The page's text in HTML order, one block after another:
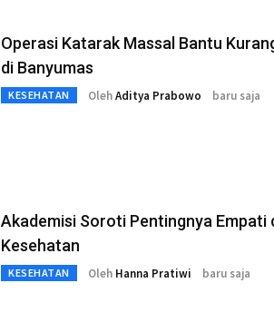
Operasi Katarak Massal Bantu
di Banyumas
KESEHATAN OlehAditya Prabowo baru saja
Akademisi Soroti Pentingnya Empati
Kesehatan
KESEHATAN Oleh Hanna Pratiwi baru saja